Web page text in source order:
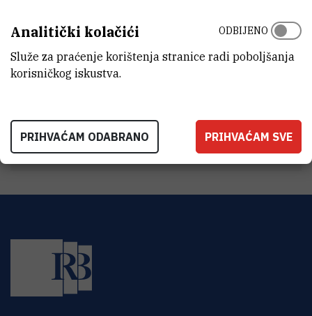
Tehnička služba
HR-10000 Zagreb
Analitički kolačići
Služe za praćenje korištenja stranice radi poboljšanja
korisničkog iskustva.
ODBIJENO
PRIHVAĆAM ODABRANO PRIHVAĆAM SVE